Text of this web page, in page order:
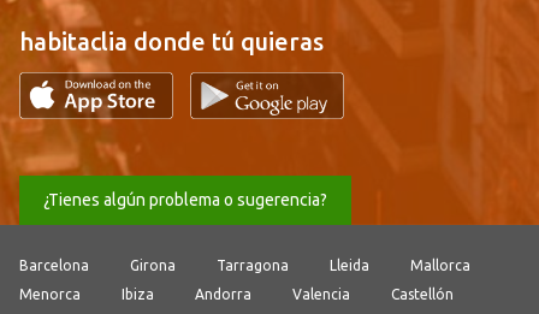
habitaclia donde tú quieras
¿Tienes algún problema o sugerencia?
Barcelona Girona Tarragona Lleida
Mallorca
Menorca
Ibiza Andorra Valencia
Castellón